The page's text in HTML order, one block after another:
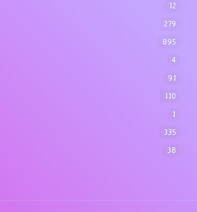
12
279
895
4
91
110
1
335
38